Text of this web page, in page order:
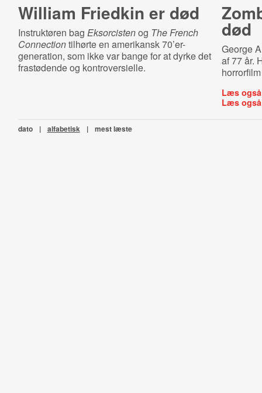
William Friedkin er død
Instruktøren bag Eksorcistenog The French
Connectiontilhørte en amerikansk 70’er-
generation, som ikke var bange for at dyrke det
frastødende og kontroversielle.
død
George
af 77 år.
Læs
Læs
dato | alfabetisk | mest læste